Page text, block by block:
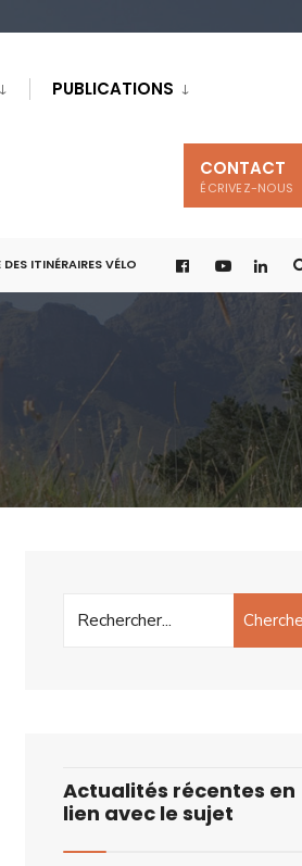
PUBLICATIONS
CONTACT
ÉCRIVEZ-NOUS
ITINÉRAIRES VÉLO
Actualités récentes en
lien avec le sujet